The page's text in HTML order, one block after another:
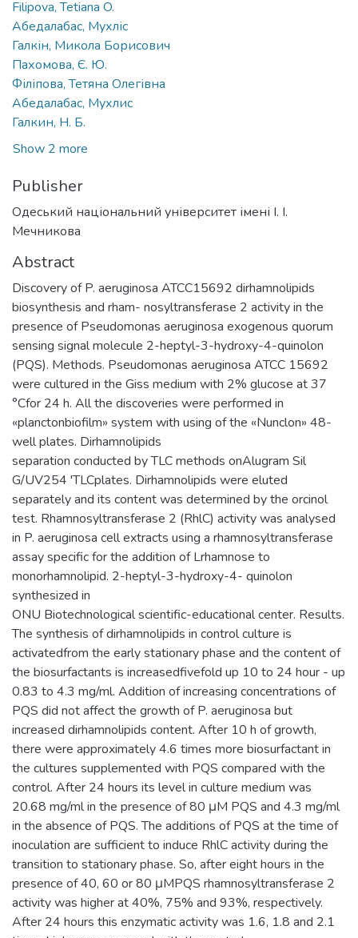
Filipova, Tetiana O.
Абедалабас, Мухліс
Галкін, Микола Борисович
Пахомова, Є. Ю.
Філіпова, Тетяна Олегівна
Абедалабас, Мухлис
Галкин, Н. Б.
Show 2 more
Publisher
Одеський національний університет імені І. І.
Мечникова
Abstract
Discovery of P. aeruginosa ATCC15692 dirhamnolipids
biosynthesis and rham- nosyltransferase 2 activity in the
presence of Pseudomonas aeruginosa exogenous quorum
sensing signal molecule 2-heptyl-3-hydroxy-4-quinolon
(PQS). Methods. Pseudomonas aeruginosa ATCC 15692
were cultured in the Giss medium with 2% glucose at 37
°Сfor 24 h. All the discoveries were performed in
«planctonbiofilm» system with using of the «Nunclon» 48-
well plates. Dirhamnolipids
separation conducted by TLC methods onAlugram Sil
G/UV254 'TLCplates. Dirhamnolipids were eluted
separately and its content was determined by the orcinol
test. Rhamnosyltransferase 2 (RhlC) activity was analysed
in P. aeruginosa cell extracts using a rhamnosyltransferase
assay specific for the addition of Lrhamnose to
monorhamnolipid. 2-heptyl-3-hydroxy-4- quinolon
synthesized in
ONU Biotechnological scientific-educational center. Results.
The synthesis of dirhamnolipids in control culture is
activatedfrom the early stationary phase and the content of
the biosurfactants is increasedfivefold up 10 to 24 hour - up
0.83 to 4.3 mg/ml. Addition of increasing concentrations of
PQS did not affect the growth of P. aeruginosa but
increased dirhamnolipids content. After 10 h of growth,
there were approximately 4.6 times more biosurfactant in
the cultures supplemented with PQS compared with the
control. After 24 hours its level in culture medium was
20.68 mg/ml in the presence of 80 μM PQS and 4.3 mg/ml
in the absence of PQS. The additions of PQS at the time of
inoculation are sufficient to induce RhlC activity during the
transition to stationary phase. So, after eight hours in the
presence of 40, 60 or 80 μMPQS rhamnosyltransferase 2
activity was higher at 40%, 75% and 93%, respectively.
After 24 hours this enzymatic activity was 1.6, 1.8 and 2.1